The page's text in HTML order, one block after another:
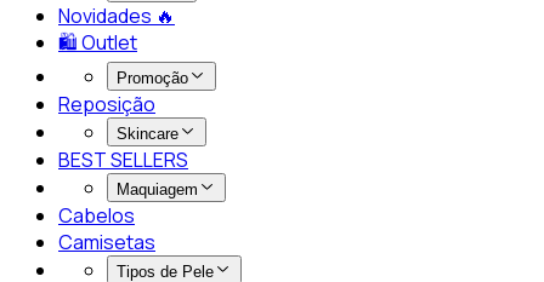
Novidades 🔥​
🛍️ Outlet
Promoção
Reposição
Skincare
BEST SELLERS
Maquiagem
Cabelos
Camisetas
Tipos de Pele